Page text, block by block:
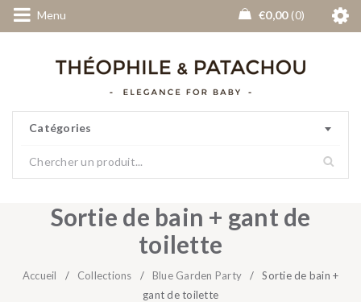
Menu €0,00 0
Catégories
Sortie de bain + gant de
toilette
Accueil / Collections / Blue Garden Party /
Sortie de bain +
gant de toilette